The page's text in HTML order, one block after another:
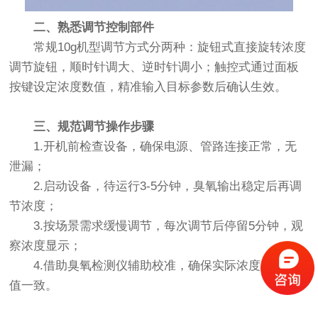
二、熟悉调节控制部件
常规10g机型调节方式分两种：旋钮式直接旋转浓度
调节旋钮，顺时针调大、逆时针调小；触控式通过面板
按键设定浓度数值，精准输入目标参数后确认生效。
三、规范调节操作步骤
1.开机前检查设备，确保电源、管路连接正常，无
泄漏；
2.启动设备，待运行3-5分钟，臭氧输出稳定后再调
节浓度；
3.按场景需求缓慢调节，每次调节后停留5分钟，观
察浓度显示；
4.借助臭氧检测仪辅助校准，确保实际浓度与设定
值一致。